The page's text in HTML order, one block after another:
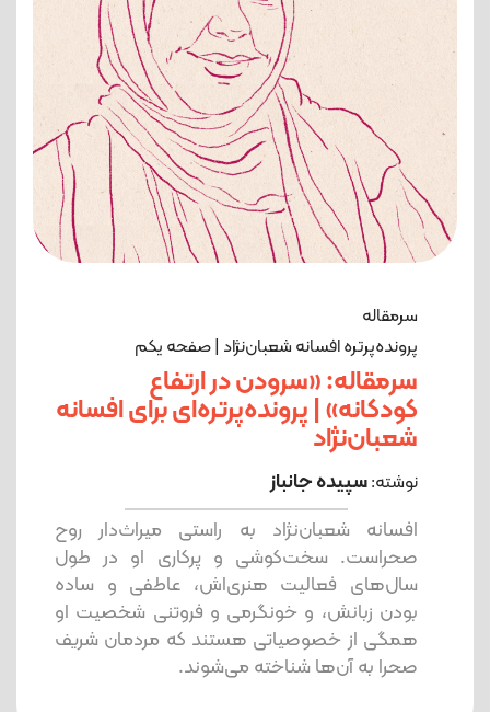
سرمقاله
پرونده‌پرتره افسانه شعبان‌نژاد | صفحه یکم
سرمقاله: «سرودن در ارتفاع
کودکانه» | پرونده‌پرتره‌ای برای افسانه
شعبان‌نژاد
نوشته:سپیده جانباز
افسانه شعبان‌نژاد به راستی میراث‌دار روح
صحراست. سخت‌کوشی و پرکاری او در طول
سال‌های فعالیت هنری‌اش، عاطفی و ساده
بودن زبانش، و خونگرمی و فروتنی شخصیت او
همگی از خصوصیاتی هستند که مردمان شریف
صحرا به آن‌ها شناخته می‌شوند.